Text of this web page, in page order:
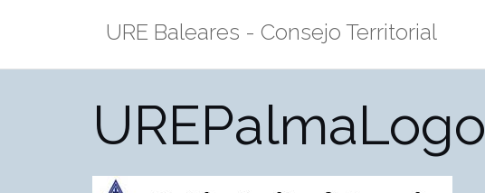
URE Baleares - Consejo Territorial
UREPalmaLogo